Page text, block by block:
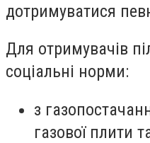
дотримуватися
Для отримувачів
соціальні норми:
з
газової плити